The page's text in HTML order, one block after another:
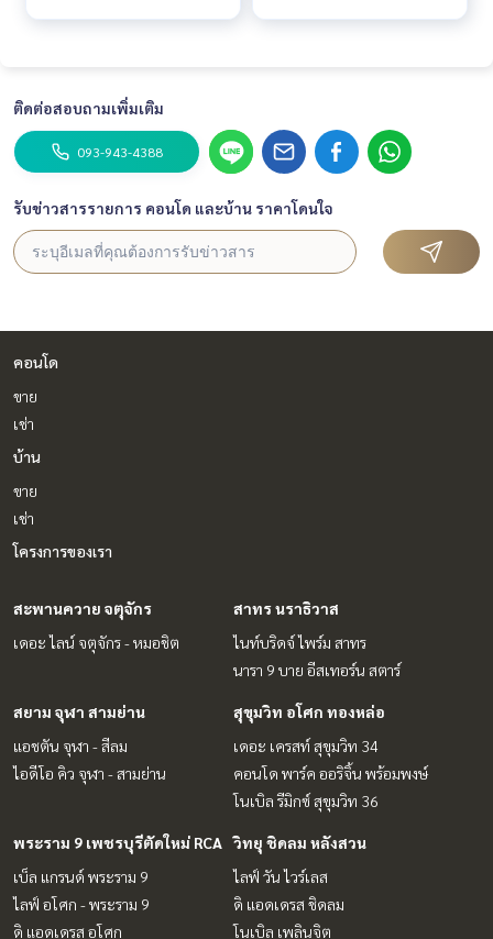
ติดต่อสอบถามเพิ่มเติม
093-943-4388
รับข่าวสารรายการ คอนโด และบ้าน ราคาโดนใจ
คอนโด
ขาย
เช่า
บ้าน
ขาย
เช่า
โครงการของเรา
สะพานควาย จตุจักร
เดอะ ไลน์ จตุจักร - หมอชิต
สาทร นราธิวาส
ไนท์บริดจ์ ไพร์ม สาทร
นารา 9 บาย อีสเทอร์น สตาร์
สยาม จุฬา สามย่าน
แอชตัน จุฬา - สีลม
ไอดีโอ คิว จุฬา - สามย่าน
สุขุมวิท อโศก ทองหล่อ
เดอะ เครสท์ สุขุมวิท 34
คอนโด พาร์ค ออริจิ้น พร้อมพงษ์
โนเบิล รีมิกซ์ สุขุมวิท 36
พระราม 9 เพชรบุรีตัดใหม่ RCA
เบ็ล แกรนด์ พระราม 9
ไลฟ์ อโศก - พระราม 9
ดิ แอดเดรส อโศก
วิทยุ ชิดลม หลังสวน
ไลฟ์ วัน ไวร์เลส
ดิ แอดเดรส ชิดลม
โนเบิล เพลินจิต